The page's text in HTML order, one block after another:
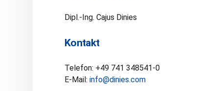
Dipl.-Ing. Cajus Dinies
Kontakt
Telefon: +49 741 348541-0
E-Mail: info@dinies.com